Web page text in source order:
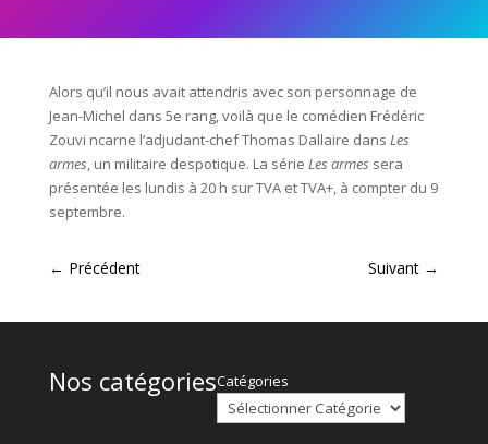
Alors qu’il nous avait attendris avec son personnage de
Jean-Michel dans 5e rang, voilà que le comédien Frédéric
Zouvi ncarne l’adjudant-chef Thomas Dallaire dans Les
armes, un militaire despotique. La série Les armes sera
présentée les lundis à 20 h sur TVA et TVA+, à compter du 9
septembre.
← Précédent Suivant →
Nos catégoriesCatégories